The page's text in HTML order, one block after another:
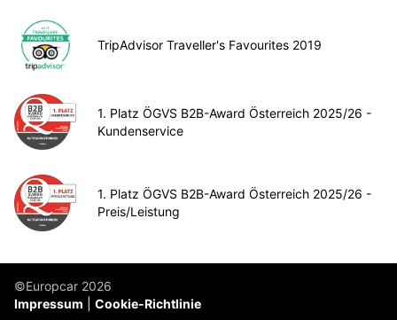
TripAdvisor Traveller's Favourites 2019
1. Platz ÖGVS B2B-Award Österreich 2025/26 -
Kundenservice
1. Platz ÖGVS B2B-Award Österreich 2025/26 -
Preis/Leistung
©Europcar 2026
Impressum
Cookie-Richtlinie